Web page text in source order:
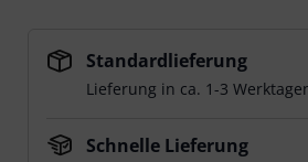
Standardlieferung
Lieferung in ca. 1-3
Schnelle Lieferung